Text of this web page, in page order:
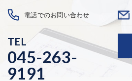
電話でのお問い合わせ
TEL
045-263-
9191